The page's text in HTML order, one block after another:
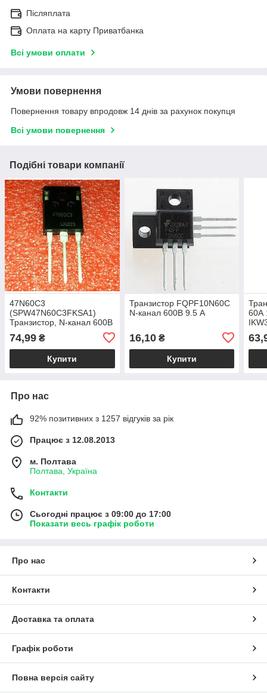
Післяплата
Оплата на карту Приватбанка
Всі умови оплати
Умови повернення
Повернення товару впродовж 14 днів за рахунок покупця
Всі умови повернення
Подібні товари компанії
47N60C3
(SPW47N60C3FKSA1)
Транзистор, N-канал 600В
74,99 ₴
Купити
Транзистор FQPF10N60C
N-канал 600В 9.5 А
16,10₴
Купити
60А
Про нас
92% позитивних з 1257 відгуків за рік
Працює з 12.08.2013
м. Полтава
Полтава, Україна
Контакти
Сьогодні працює з 09:00 до 17:00
Показати весь графік роботи
Про нас
Контакти
Доставка та оплата
Графік роботи
Повна версія сайту